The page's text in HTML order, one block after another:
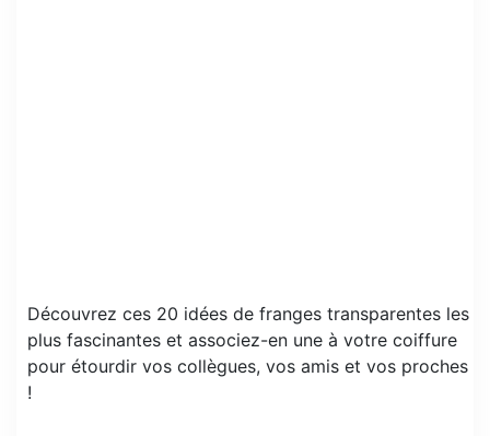
Découvrez ces 20 idées de franges transparentes les
plus fascinantes et associez-en une à votre coiffure
pour étourdir vos collègues, vos amis et vos proches
!